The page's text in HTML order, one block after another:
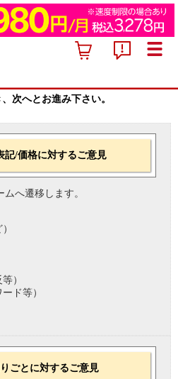
次へとお進み下さい。
記/価格に対するご意見
ムへ遷移します。
）
ド等）
ごとに対するご意見